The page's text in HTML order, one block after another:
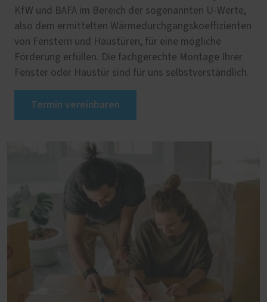
KfW und BAFA im Bereich der sogenannten U-Werte,
also dem ermittelten Wärmedurchgangskoeffizienten
von Fenstern und Haustüren, für eine mögliche
Förderung erfüllen. Die fachgerechte Montage Ihrer
Fenster oder Haustür sind für uns selbstverständlich.
Termin vereinbaren